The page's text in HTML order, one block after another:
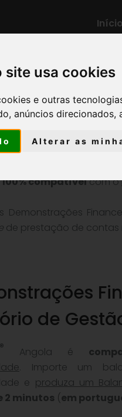
site usa cookies
e outras
anúncios
Alterar as
Início
Angola
100% compatívelcom o
Demonstrações
de prestação de contas
de
® Angola é
. Importe um
e produza um
2 minutos (em